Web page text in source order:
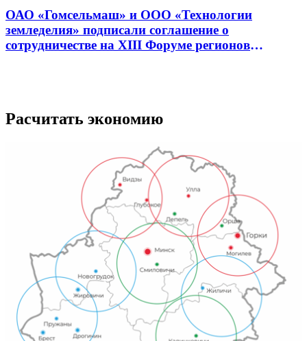
ОАО «Гомсельмаш» и ООО «Технологии
земледелия» подписали соглашение о
сотрудничестве на XIII Форуме регионов
Расчитать экономию